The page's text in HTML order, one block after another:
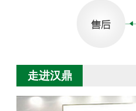
走进汉鼎